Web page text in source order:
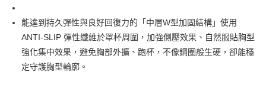
便利好安心！
２．便利：只要手機號碼，簡訊認證，即可結帳。
３．安心：先確認商品／服務後，再付款。
【「AFTEE先享後付」結帳流程】
１．於結帳方式選擇「AFTEE先享後付」後，將跳轉至「AFTEE先享後付」
全家取貨付款
能達到持久彈性與良好回復力的「中層W型加固結構」使用
ANTI-SLIP 彈性纖維於罩杯周圍，加強側壓效果、自然服貼胸型
強化集中效果，避免胸部外擴、跑杯，不像鋼圈般生硬，卻能穩
定守護胸型輪廓。